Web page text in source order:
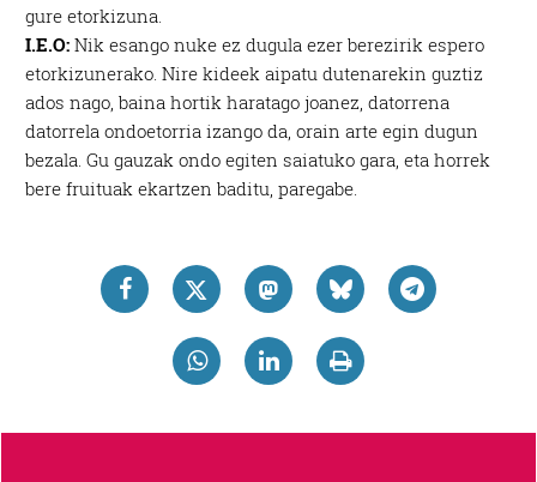
gure etorkizuna.
I.E.O: Nik esango nuke ez dugula ezer berezirik espero
etorkizunerako. Nire kideek aipatu dutenarekin guztiz
ados nago, baina hortik haratago joanez, datorrena
datorrela ondoetorria izango da, orain arte egin dugun
bezala. Gu gauzak ondo egiten saiatuko gara, eta horrek
bere fruituak ekartzen baditu, paregabe.